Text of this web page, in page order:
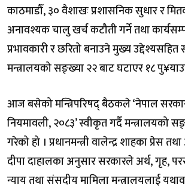
काठमाडौँ, ३० वैशाखः प्रशासनिक सुधार र
अनावश्यक चालु खर्च कटौती गर्ने तथा
प्रभावकारी र छरितो बनाउने मुख्य
मन्त्रालयको सङ्ख्या २२ बाट घटाएर १८
आज बसेको मन्त्रिपरिषद् बैठकले ‘नेपाल
नियमावली, २०८३’ स्वीकृत गर्दै मन्त्रालयको
गरेको हो । प्रधानमन्त्री वालेन्द्र शाहका प्रेस
दीपा दाहालका अनुसार सरकारले अर्थ, गृह,
न्याय तथा संसदीय मामिला मन्त्रालयलाई